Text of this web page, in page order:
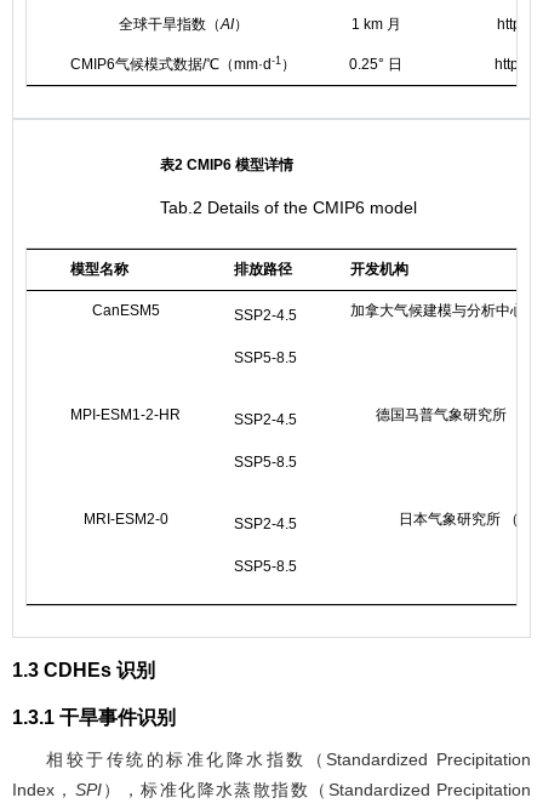
全球干旱指数（AI） 1 km 月 https
CMIP6气候模式数据/℃（mm·d -1 ） 0.25° 日 https
表2 CMIP6 模型详情
Tab.2 Details of the CMIP6 model
模型名称 排放路径 开发机构
CanESM5 SSP2-4.5
SSP5-8.5
加拿大气候建模与分析中心
MPI-ESM1-2-HR SSP2-4.5
SSP5-8.5
德国马普气象研究所 （
MRI-ESM2-0 SSP2-4.5
SSP5-8.5
日本气象研究所 （
1.3 CDHEs 识别
1.3.1 干旱事件识别
相较于传统的标准化降水指数（Standardized Precipitation
Index， SPI），标准化降水蒸散指数（Standardized Precipitation